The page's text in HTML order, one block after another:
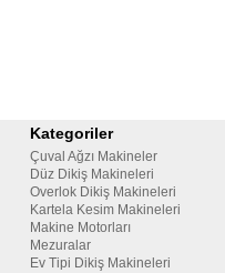
Kategoriler
Çuval Ağzı Makineler
Düz Dikiş Makineleri
Overlok Dikiş Makineleri
Kartela Kesim Makineleri
Makine Motorları
Mezuralar
Ev Tipi Dikiş Makineleri